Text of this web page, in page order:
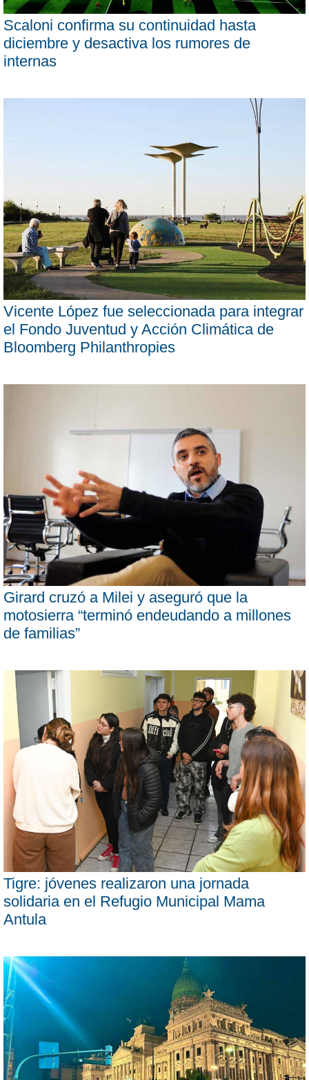
Scaloni confirma su continuidad hasta
diciembre y desactiva los rumores de
internas
Vicente López fue seleccionada para integrar
el Fondo Juventud y Acción Climática de
Bloomberg Philanthropies
Girard cruzó a Milei y aseguró que la
motosierra “terminó endeudando a millones
de familias”
Tigre: jóvenes realizaron una jornada
solidaria en el Refugio Municipal Mama
Antula